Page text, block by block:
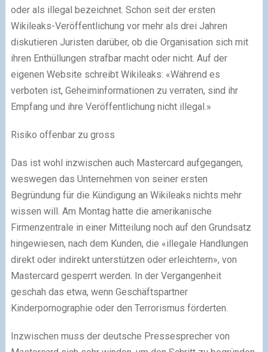
oder als illegal bezeichnet. Schon seit der ersten
Wikileaks-Veröffentlichung vor mehr als drei Jahren
diskutieren Juristen darüber, ob die Organisation sich mit
ihren Enthüllungen strafbar macht oder nicht. Auf der
eigenen Website schreibt Wikileaks: «Während es
verboten ist, Geheiminformationen zu verraten, sind ihr
Empfang und ihre Veröffentlichung nicht illegal.»
Risiko offenbar zu gross
Das ist wohl inzwischen auch Mastercard aufgegangen,
weswegen das Unternehmen von seiner ersten
Begründung für die Kündigung an Wikileaks nichts mehr
wissen will. Am Montag hatte die amerikanische
Firmenzentrale in einer Mitteilung noch auf den Grundsatz
hingewiesen, nach dem Kunden, die «illegale Handlungen
direkt oder indirekt unterstützen oder erleichtern», von
Mastercard gesperrt werden. In der Vergangenheit
geschah das etwa, wenn Geschäftspartner
Kinderpornographie oder den Terrorismus förderten.
Inzwischen muss der deutsche Pressesprecher von